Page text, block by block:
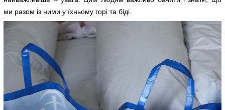
ми разом із ними у їхньому горі та біді.